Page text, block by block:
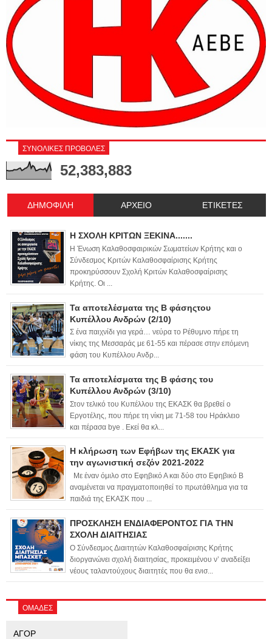
ΣΥΝΟΛΙΚΕΣ ΠΡΟΒΟΛΕΣ
52,383,883
ΔΗΜΟΦΙΛΗ ΑΡΧΕΙΟ ΕΤΙΚΕΤΕΣ
Η ΣΧΟΛΗ ΚΡΙΤΩΝ ΞΕΚΙΝΑ.......
Η Ένωση Καλαθοσφαιρικών Σωματείων Κρήτης και ο
Σύνδεσμος Κριτών Καλαθοσφαίρισης Κρήτης
προκηρύσσουν Σχολή Κριτών Καλαθοσφαίρισης
Κρήτης. Οι ...
Τα αποτελέσματα της Β φάσηςτου
Κυπέλλου Ανδρών (2/10)
Σ ένα παιχνίδι για γερά… νεύρα το Ρέθυμνο πήρε τη
νίκης της Μεσσαράς με 61-55 και πέρασε στην επόμενη
φάση του Κυπέλλου Ανδρ...
Τα αποτελέσματα της Β φάσης του
Κυπέλλου Ανδρών (3/10)
Στον τελικό του Κυπέλλου της ΕΚΑΣΚ θα βρεθεί ο
Εργοτέλης, που πήρε τη νίκη με 71-58 του Ηράκλειο
και πέρασα bye . Εκεί θα κλ...
Η κλήρωση των Εφήβων της ΕΚΑΣΚ για
την αγωνιστική σεζόν 2021-2022
Με έναν όμιλο στο Εφηβικό Α και δύο στο Εφηβικό Β
αναμένεται να πραγματοποιηθεί το πρωτάθλημα για τα
παιδιά της ΕΚΑΣΚ που ...
ΠΡΟΣΚΛΗΣΗ ΕΝΔΙΑΦΕΡΟΝΤΟΣ ΓΙΑ ΤΗΝ
ΣΧΟΛΗ ΔΙΑΙΤΗΣΙΑΣ
Ο Σύνδεσμος Διαιτητών Καλαθοσφαίρισης Κρήτης
διοργανώνει σχολή διαιτησίας, προκειμένου ν’ αναδείξει
νέους ταλαντούχους διαιτητές που θα ενισ...
ΟΜΑΔΕΣ
ΑΓΟΡ